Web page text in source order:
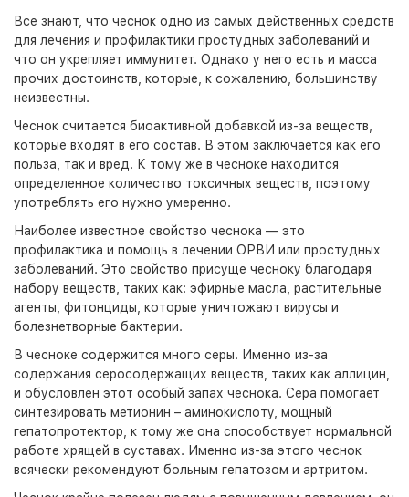
Все знают, что чеснок одно из самых действенных средств
для лечения и профилактики простудных заболеваний и
что он укрепляет иммунитет. Однако у него есть и масса
прочих достоинств, которые, к сожалению, большинству
неизвестны.
Чеснок считается биоактивной добавкой из-за веществ,
которые входят в его состав. В этом заключается как его
польза, так и вред. К тому же в чесноке находится
определенное количество токсичных веществ, поэтому
употреблять его нужно умеренно.
Наиболее известное свойство чеснока — это
профилактика и помощь в лечении ОРВИ или простудных
заболеваний. Это свойство присуще чесноку благодаря
набору веществ, таких как: эфирные масла, растительные
агенты, фитонциды, которые уничтожают вирусы и
болезнетворные бактерии.
В чесноке содержится много серы. Именно из-за
содержания серосодержащих веществ, таких как аллицин,
и обусловлен этот особый запах чеснока. Сера помогает
синтезировать метионин – аминокислоту, мощный
гепатопротектор, к тому же она способствует нормальной
работе хрящей в суставах. Именно из-за этого чеснок
всячески рекомендуют больным гепатозом и артритом.